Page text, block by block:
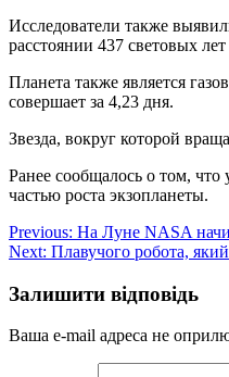
Исследователи также
расстоянии 437 световых
Планета также является
совершает за 4,23 дня.
Звезда, вокруг которой
Ранее сообщалось о том,
частью роста экзопланеты.
Навігація
записів
Previous: На Луне NASA
Next: Плавучого робота,
Залишити відповідь
Ваша e-mail адреса не